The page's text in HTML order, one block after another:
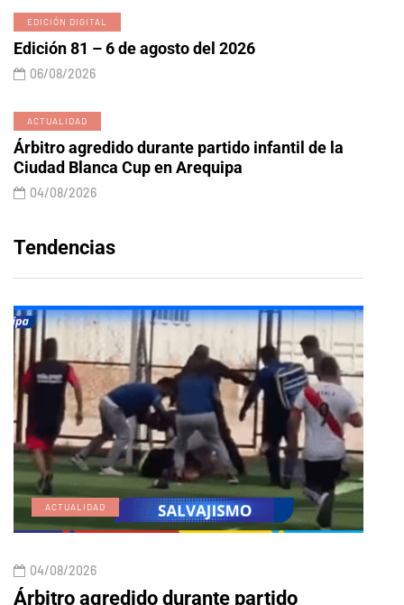
EDICIÓN DIGITAL
Edición 81 – 6 de agosto del 2026
06/08/2026
ACTUALIDAD
Árbitro agredido durante partido infantil de la
Ciudad Blanca Cup en Arequipa
04/08/2026
Tendencias
ACTUALIDAD
04/08/2026
Árbitro agredido durante partido